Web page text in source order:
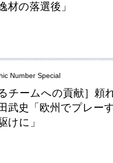
材の落選後」
Number Special
チームへの貢献］
武史「欧州でプレー
けに」